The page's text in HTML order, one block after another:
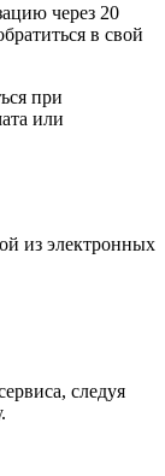
через 20
в свой
при
или
из электронных
следуя